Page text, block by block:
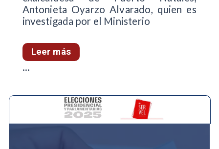
Antonieta Oyarzo Alvarado, quien es
investigada por el Ministerio
Leer más
...